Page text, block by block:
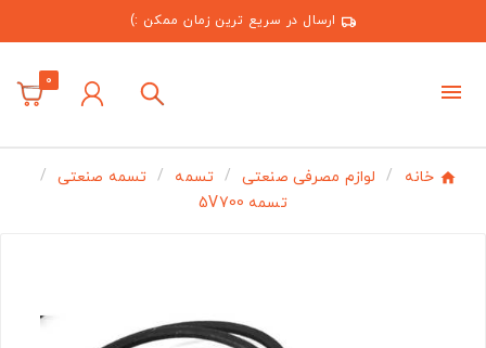
ارسال در سریع ترین زمان ممکن :)
0
خانه لوازم مصرفی صنعتی تسمه
تسمه صنعتی
تسمه 5V700